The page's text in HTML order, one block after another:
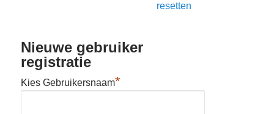
resetten
Nieuwe gebruiker
registratie
Kies Gebruikersnaam*